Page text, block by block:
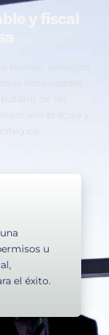
y fiscal
brindar servicios
necesidades
de las
precisa y
u
el éxito.